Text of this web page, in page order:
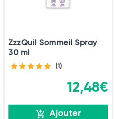
ZzzQuil Sommeil Spray
30 ml
(1)
12,48€
Ajouter